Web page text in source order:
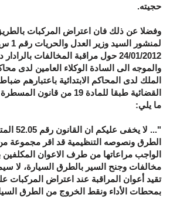
حجيته.
وفضلا عن ذلك فان اعتراض المركبات
24/01/2012 حول مراقبة المخالفات
والموجه الى السادة الوكلاء العامين لدى
الملك لدى المحاكم الابتدائية باعتبارهم
القضائية طبقا للمادة 19 من
ما يلي:
"... لا
الطرق ونصوصه التنظيمية قد اقر مجموعة من
الواجب مراعاتها من طرف الاعوان المكلفين
مخالفات وجنح السير بالطرق السيارة، لا
تقيد أعوان المراقبة عند اعتراض المركبات
بمحطات الأداء ونقط الخروج من الطرق